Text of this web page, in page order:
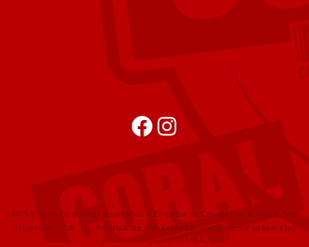
FacebookInstagram
2015 | Todos os direitos reservados a Empresa de Cervejas da Madeira, Soc.
Unipessoal, LDA | Política de Privacidade | website por urbanistas